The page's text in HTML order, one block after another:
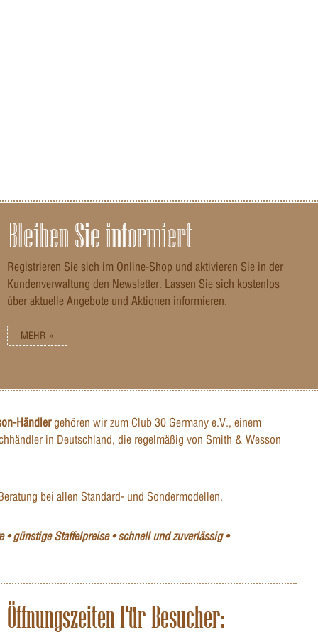
Bleiben Sie informiert
Registrieren Sie sich im Online-Shop und aktivieren Sie in der
Kundenverwaltung den Newsletter. Lassen Sie sich kostenlos
über aktuelle Angebote und Aktionen informieren.
MEHR »
Händlergehören wir zum Club 30 Germany e.V., einem
in Deutschland, die regelmäßig von Smith & Wesson
bei allen Standard- und Sondermodellen.
günstige Staffelpreise • schnell und zuverlässig •
Öffnungszeiten Für Besucher: